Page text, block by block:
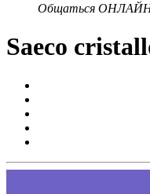
Общаться
Saeco